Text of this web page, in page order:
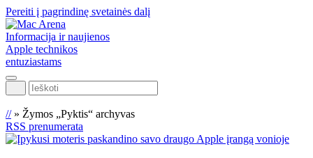
Pereiti į pagrindinę svetainės dalį
Informacija ir naujienos
Apple technikos
entuziastams
Ieškoti
//» Žymos „Pyktis“ archyvas
RSS prenumerata